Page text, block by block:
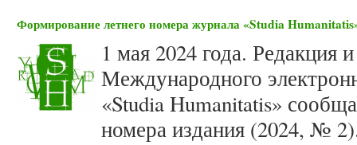
Формирование летнего номера журнала «Studia
1 мая 2024 года. Редакция
Международного
«Studia Humanitatis»
номера издания (2024, №